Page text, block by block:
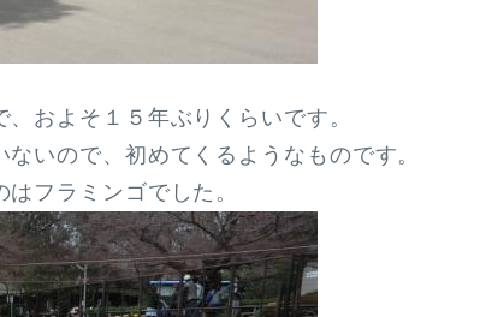
およそ１５年ぶりくらいです。
いので、初めてくるようなものです。
フラミンゴでした。